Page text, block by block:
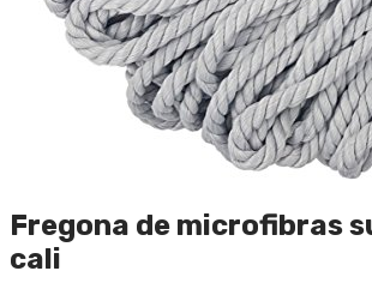
Fregona de microfibras
cali